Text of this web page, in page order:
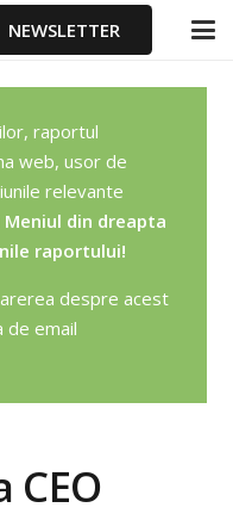
NEWSLETTER
raportul
web, usor de
relevante
din dreapta
raportului!
despre acest
email
CEO